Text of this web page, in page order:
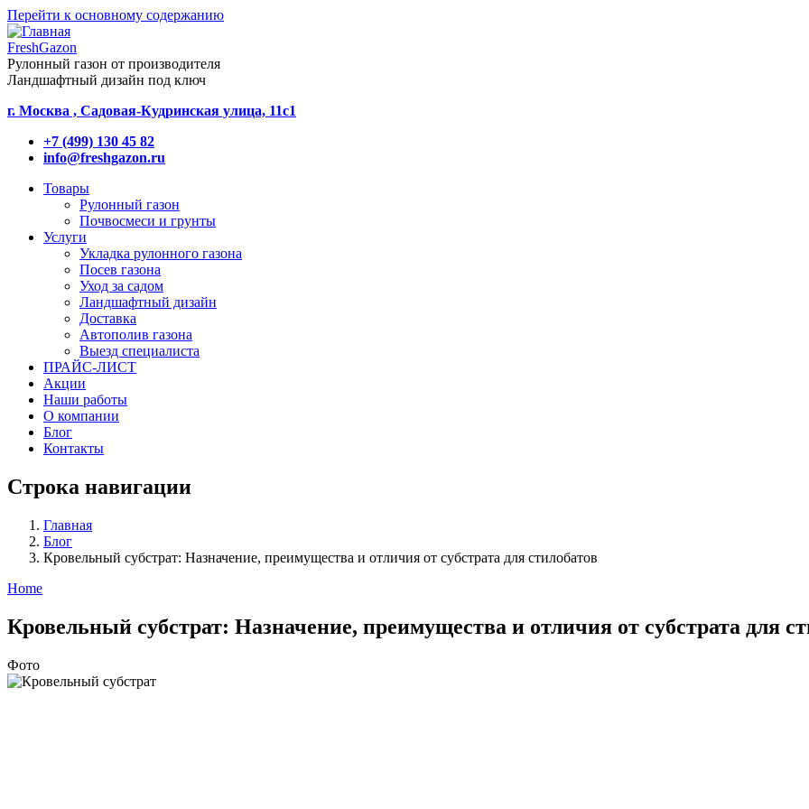
Перейти к основному содержанию
FreshGazon
Рулонный газон от производителя
Ландшафтный дизайн под ключ
г. Москва , Садовая-Кудринская улица, 11с1
+7 (499) 130 45 82
info@freshgazon.ru
Товары
Рулонный газон
Почвосмеси и грунты
Услуги
Укладка рулонного газона
Посев газона
Уход за садом
Ландшафтный дизайн
Доставка
Автополив газона
Выезд специалиста
ПРАЙС-ЛИСТ
Акции
Наши работы
О компании
Блог
Контакты
Строка навигации
Главная
Блог
Кровельный субстрат: Назначение, преимущества и отличия от субстрата для стилобатов
Home
Кровельный субстрат: Назначение, преимущества и отличия от субстрата для
Фото